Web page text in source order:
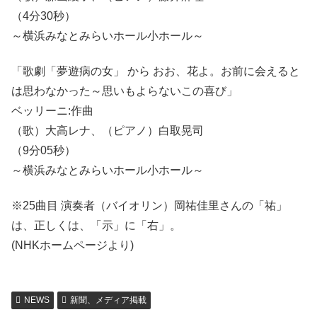
（4分30秒）
～横浜みなとみらいホール小ホール～
「歌劇「夢遊病の女」 から おお、花よ。お前に会えると
は思わなかった～思いもよらないこの喜び」
ベッリーニ:作曲
（歌）大高レナ、（ピアノ）白取晃司
（9分05秒）
～横浜みなとみらいホール小ホール～
※25曲目 演奏者（バイオリン）岡祐佳里さんの「祐」
は、正しくは、「示」に「右」。
(NHKホームページより)
NEWS 新聞、メディア掲載